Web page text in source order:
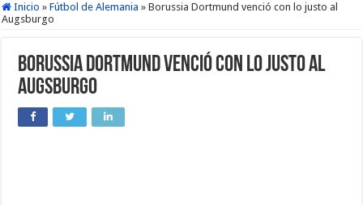
Inicio » Fútbol de Alemania » Borussia Dortmund venció con lo justo al
Augsburgo
Borussia Dortmund venció con lo justo al
Augsburgo